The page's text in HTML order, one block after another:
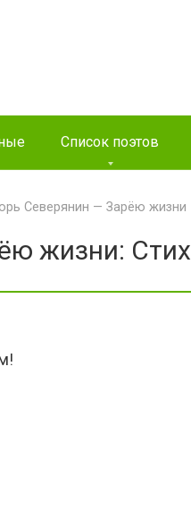
Список поэтов
Северянин — Зарёю жизни
жизни: Стих